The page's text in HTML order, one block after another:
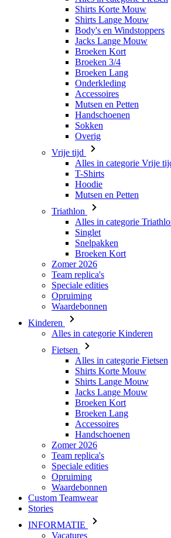
Broeken 3/4
Broeken Lang
Onderkleding
Accessoires
Mutsen en Petten
Handschoenen
Sokken
Overig
Vrije tijd
Alles in categorie Vrije tijd
T-Shirts
Hoodie
Mutsen en Petten
Triathlon
Alles in categorie Triathlon
Singlet
Snelpakken
Broeken Kort
Zomer 2026
Team replica's
Speciale edities
Opruiming
Waardebonnen
Kinderen
Alles in categorie Kinderen
Fietsen
Alles in categorie Fietsen
Shirts Lange Mouw
Jacks Lange Mouw
Broeken Kort
Broeken Lang
Accessoires
Handschoenen
Zomer 2026
Team replica's
Speciale edities
Opruiming
Waardebonnen
Custom Teamwear
Stories
INFORMATIE
Vacatures
Algemene verkoopsvoorwaarden
Privacybeleid
Cookiebeleid